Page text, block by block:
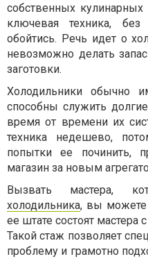
собственных кулинарных
ключевая техника,
обойтись. Речь идет о
невозможно делать
заготовки.
Холодильники обычно
способны служить
время от времени их
техника недешево,
попытки ее починить,
магазин за новым
Вызвать мастера,
холодильника, вы можете
ее штате состоят мастера
Такой стаж позволяет
проблему и грамотно